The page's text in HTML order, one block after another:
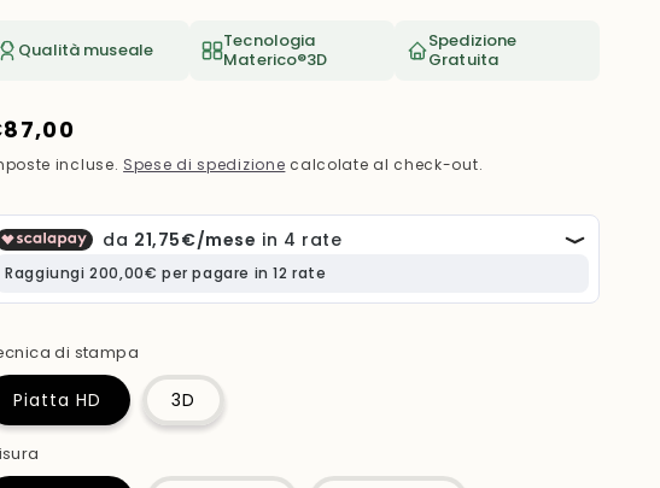
g
r
i
c
a
Qualità museale
Tecnologia
Materico®3D
Spedizione
Gratuita
incluse. Spese di spedizione calcolate al check-out.
di stampa
Piatta HD 3D